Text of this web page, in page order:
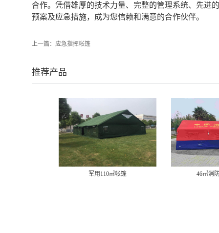
合作。凭借雄厚的技术力量、完整的管理系统、先进
预案及应急措施，成为您信赖和满意的合作伙伴。‍
上一篇： 应急指挥帐篷
推荐产品